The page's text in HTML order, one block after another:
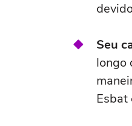
Seu
longo
Esbat